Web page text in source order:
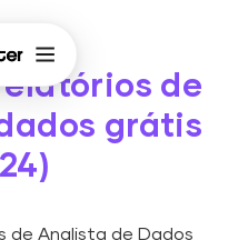
de
grátis
de Analista de Dados